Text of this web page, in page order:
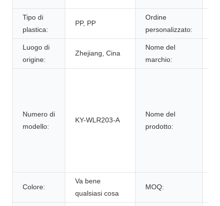
Tipo di
plastica:
PP, PP
Ordine
personalizzato:
Luogo di
origine:
Zhejiang, Cina
Nome del
marchio:
Numero di
modello:
KY-WLR203-A
Nome del
prodotto:
Colore:
Va bene
qualsiasi cosa
MOQ: